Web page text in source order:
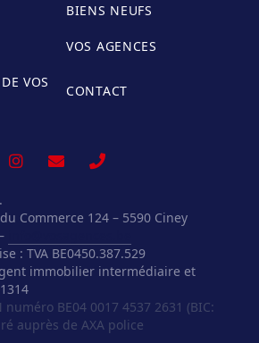
BIENS NEUFS
VOS AGENCES
VOS
CONTACT
Commerce 124 – 5590 Ciney
: TVA BE0450.387.529
immobilier intermédiaire et
BE04 0017 4537 2631 (BIC:
auprès de AXA police